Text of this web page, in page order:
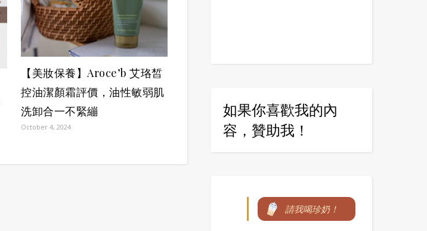
【美妝保養】Aroce’b 艾珞皙
控油潔顏霜評價，油性敏弱肌
洗卸合一不緊繃
October 4, 2024
如果你喜歡我的內
容，贊助我！
請我喝珍奶！